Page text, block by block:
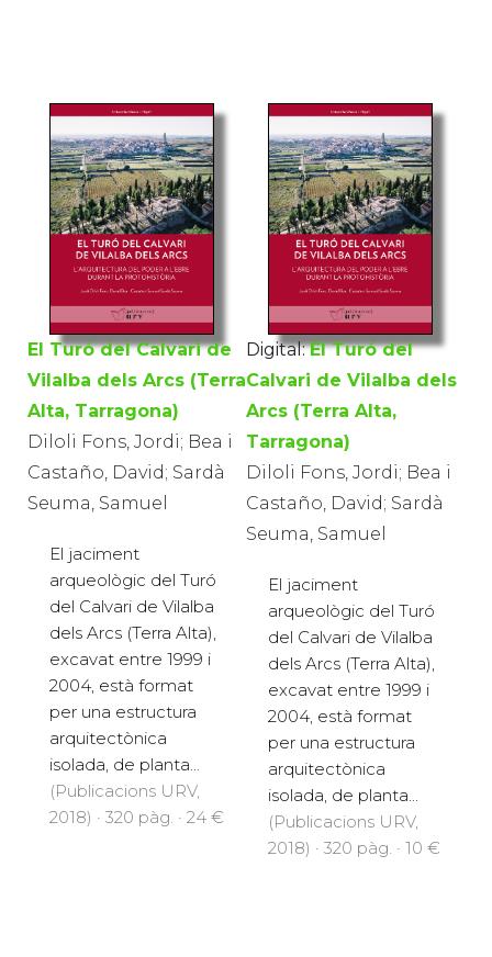
El Turó del Calvari de
Vilalba dels Arcs (Terra
Alta, Tarragona)
Diloli Fons, Jordi; Bea i
Castaño, David; Sardà
Seuma, Samuel
El jaciment
arqueològic del Turó
del Calvari de Vilalba
dels Arcs (Terra Alta),
excavat entre 1999 i
2004, està format
per una estructura
arquitectònica
isolada, de planta...
(Publicacions URV,
2018) · 320 pàg. · 24 €
Digital: El Turó del
Calvari de Vilalba dels
Arcs (Terra Alta,
Tarragona)
Diloli Fons, Jordi; Bea i
Castaño, David; Sardà
Seuma, Samuel
El jaciment
arqueològic del Turó
del Calvari de Vilalba
dels Arcs (Terra Alta),
excavat entre 1999 i
2004, està format
per una estructura
arquitectònica
isolada, de planta...
(Publicacions URV,
2018) · 320 pàg. · 10 €